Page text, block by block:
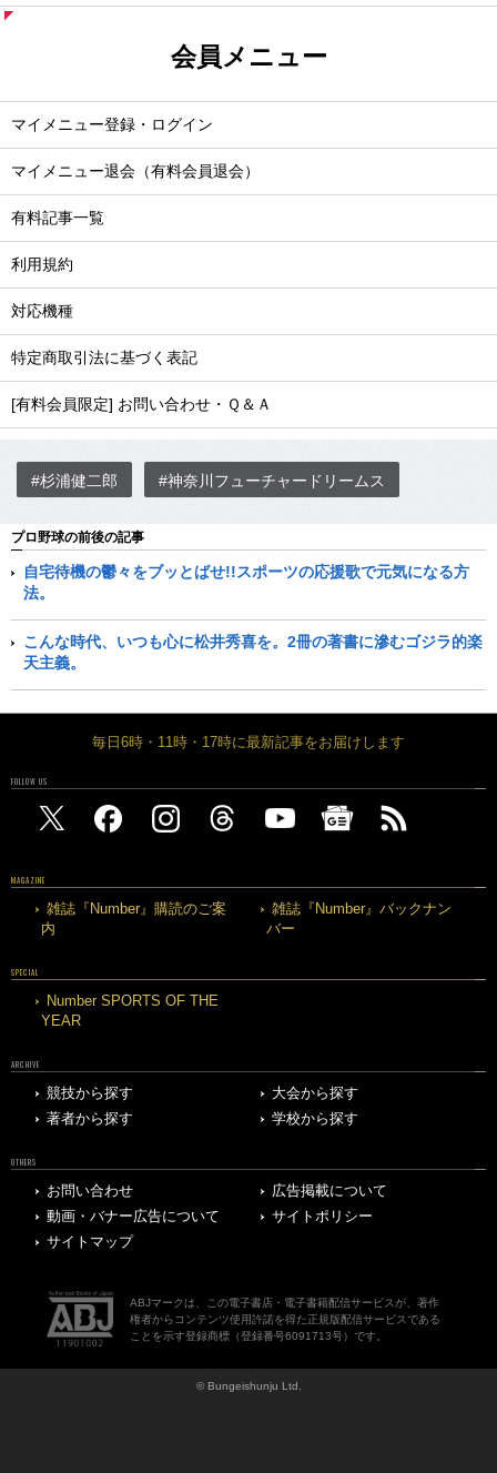
会員メニュー
マイメニュー登録・ログイン
マイメニュー退会（有料会員退会）
有料記事一覧
利用規約
対応機種
特定商取引法に基づく表記
[有料会員限定] お問い合わせ・Ｑ＆Ａ
#杉浦健二郎 #神奈川フューチャードリームス
プロ野球の前後の記事
自宅待機の鬱々をブッとばせ!!スポーツの応援歌で元気になる方
法。
こんな時代、いつも心に松井秀喜を。2冊の著書に滲むゴジラ的楽
天主義。
毎日6時・11時・17時に最新記事をお届けします
FOLLOW US
MAGAZINE
雑誌『Number』購読のご案
内
雑誌『Number』バックナン
バー
SPECIAL
Number SPORTS OF THE
YEAR
ARCHIVE
競技から探す
大会から探す
著者から探す
学校から探す
OTHERS
お問い合わせ
広告掲載について
動画・バナー広告について
サイトポリシー
サイトマップ
ABJマークは、この電子書店・電子書籍配信サービスが、著作
権者からコンテンツ使用許諾を得た正規版配信サービスである
ことを示す登録商標（登録番号6091713号）です。
© Bungeishunju Ltd.